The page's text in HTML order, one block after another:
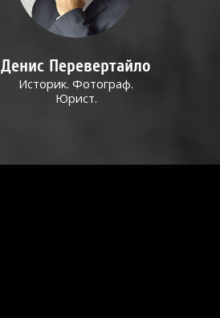
Денис Перевертайло
Историк. Фотограф.
Юрист.